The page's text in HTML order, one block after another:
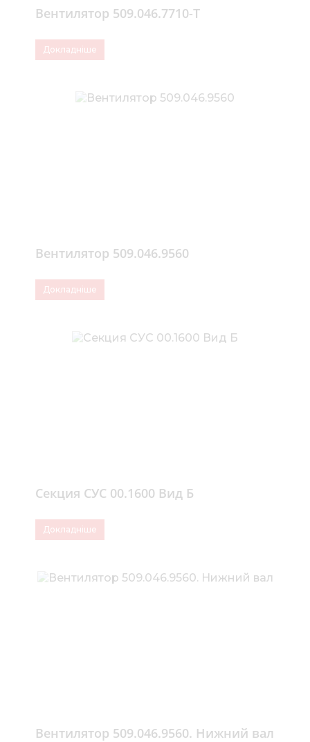
Вентилятор 509.046.7710-Т
Докладніше
Вентилятор 509.046.9560
Докладніше
Секция СУС 00.1600 Вид Б
Докладніше
Вентилятор 509.046.9560. Нижний вал